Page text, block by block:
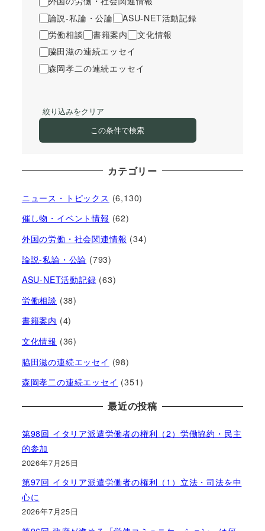
論説-私論・公論
ASU-NET活動記録
労働相談
書籍案内
文化情報
脇田滋の連続エッセイ
森岡孝二の連続エッセイ
絞り込みをクリア
この条件で検索
カテゴリー
ニュース・トピックス (6,130)
催し物・イベント情報 (62)
外国の労働・社会関連情報 (34)
論説-私論・公論 (793)
ASU-NET活動記録 (63)
労働相談 (38)
書籍案内 (4)
文化情報 (36)
脇田滋の連続エッセイ (98)
森岡孝二の連続エッセイ (351)
最近の投稿
第98回 イタリア派遣労働者の権利（2）労働協約・民主
的参加
2026年7月25日
第97回 イタリア派遣労働者の権利（1）立法・司法を中
心に
2026年7月25日